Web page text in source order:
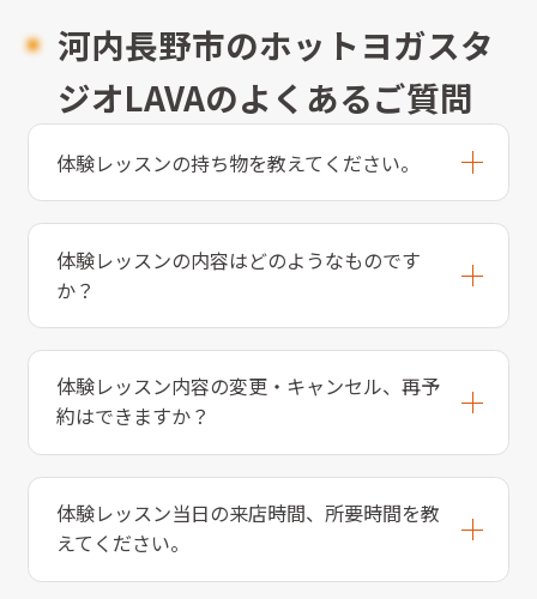
河内長野市のホットヨガスタ
ジオLAVAのよくあるご質問
体験レッスンの持ち物を教えてください。
体験レッスンの内容はどのようなものです
か？
体験レッスン内容の変更・キャンセル、再予
約はできますか？
体験レッスン当日の来店時間、所要時間を教
えてください。